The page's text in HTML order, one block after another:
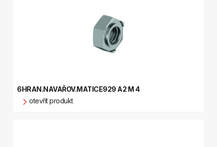
6HRAN.NAVAŘOV.MATICE929 A2 M 4
otevřít produkt